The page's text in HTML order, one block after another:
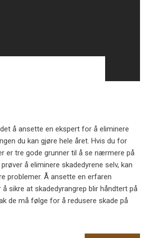
å ansette en ekspert for å eliminere
du kan gjøre hele året. Hvis du for
er tre gode grunner til å se nærmere på
å eliminere skadedyrene selv, kan
problemer. Å ansette en erfaren
sikre at skadedyrangrep blir håndtert på
de må følge for å redusere skade på